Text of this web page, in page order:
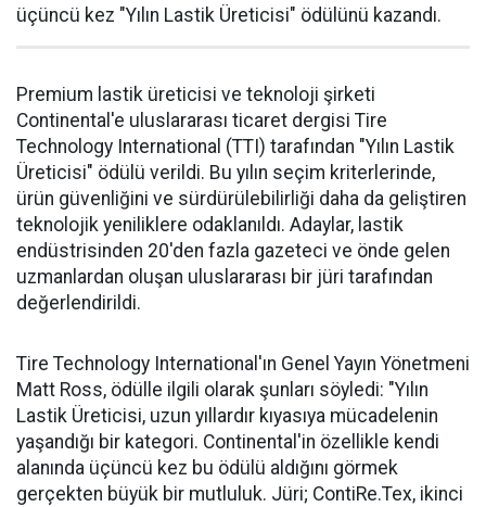
üçüncü kez "Yılın Lastik Üreticisi" ödülünü kazandı.
Premium lastik üreticisi ve teknoloji şirketi
Continental'e uluslararası ticaret dergisi Tire
Technology International (TTI) tarafından "Yılın Lastik
Üreticisi" ödülü verildi. Bu yılın seçim kriterlerinde,
ürün güvenliğini ve sürdürülebilirliği daha da geliştiren
teknolojik yeniliklere odaklanıldı. Adaylar, lastik
endüstrisinden 20'den fazla gazeteci ve önde gelen
uzmanlardan oluşan uluslararası bir jüri tarafından
değerlendirildi.
Tire Technology International'ın Genel Yayın Yönetmeni
Matt Ross, ödülle ilgili olarak şunları söyledi: "Yılın
Lastik Üreticisi, uzun yıllardır kıyasıya mücadelenin
yaşandığı bir kategori. Continental'in özellikle kendi
alanında üçüncü kez bu ödülü aldığını görmek
gerçekten büyük bir mutluluk. Jüri; ContiRe.Tex, ikinci